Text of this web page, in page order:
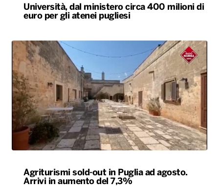
Università, dal ministero circa 400 milioni di
euro per gli atenei pugliesi
Agriturismi sold-out in Puglia ad agosto.
Arrivi in aumento del 7,3%